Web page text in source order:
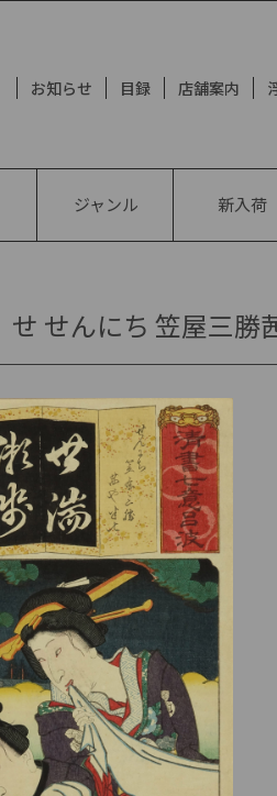
お知らせ 目録 店舗案内
ジャンル 新入荷
せんにち 笠屋三勝